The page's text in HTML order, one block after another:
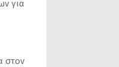
για
στον